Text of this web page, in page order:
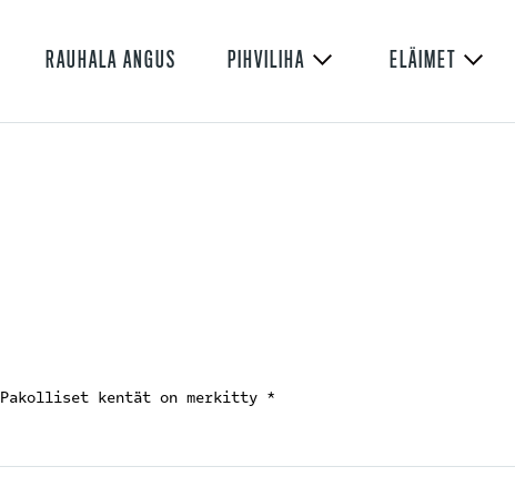
RAUHALA ANGUS PIHVILIHA ELÄIMET
Pakolliset kentät on merkitty *